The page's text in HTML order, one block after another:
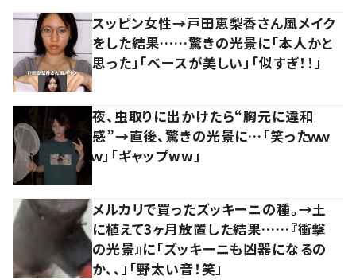
スッピン女性→戸田恵梨香さん風メイク
をした結果……驚きの光景に「本人かと
思った」「ベースが美しい」「似すぎ！！」
夜、虫取りに出かけたら“胸元に違和
感”→直後、驚きの光景に…「笑ったｗｗ
ｗ」「ギャップww」
メルカリで買ったズッキーニの種。→土
に植えて3ヶ月放置した結果……『衝撃
の光景』に「ズッキーニも凶器になるの
か、、」「野太い音！笑」